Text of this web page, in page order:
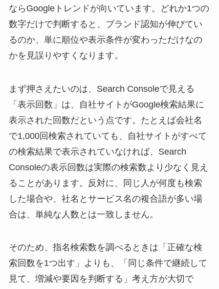
ならGoogleトレンドが向いています。どれか1つの
数字だけで判断すると、ブランド認知が伸びてい
るのか、単に順位や表示条件が変わっただけなの
かを見誤りやすくなります。
まず押さえたいのは、Search Consoleで見える
「表示回数」は、自社サイトがGoogle検索結果に
表示された回数だという点です。たとえば会社名
で1,000回検索されていても、自社サイトがすべて
の検索結果で表示されていなければ、Search
Consoleの表示回数は実際の検索数より少なく見え
ることがあります。反対に、同じ人が何度も検索
した場合や、社名とサービス名の複合語が多い場
合は、単純な人数とは一致しません。
そのため、指名検索数を調べるときは「正確な検
索回数を1つ出す」よりも、「同じ条件で継続して
見て、増減や要因を判断する」考え方が大切で